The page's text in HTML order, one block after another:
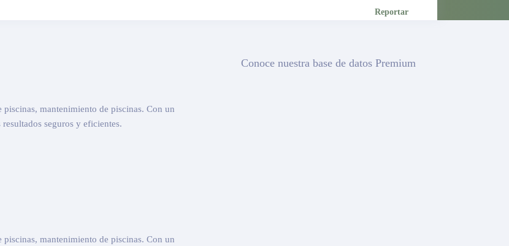
Reportar
mantenimiento de piscinas. Con un
seguros y eficientes.
mantenimiento de piscinas. Con un
Conoce nuestra base de datos Premium